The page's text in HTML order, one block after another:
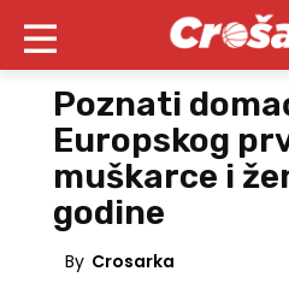
Poznati
Europskog
muškarce i
godine
By Crosarka